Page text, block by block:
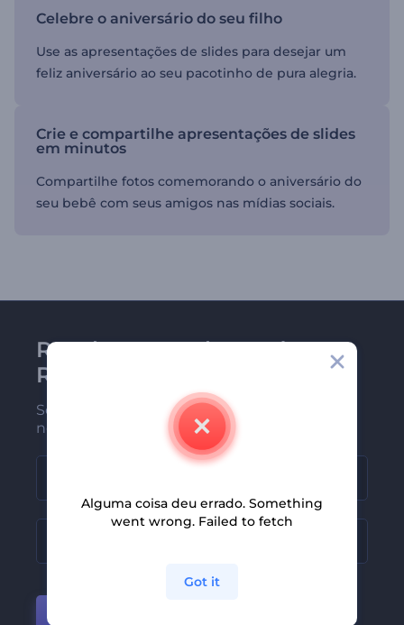
Celebre o aniversário do seu filho
Use as apresentações de slides para desejar um
feliz aniversário ao seu pacotinho de pura alegria.
Crie e compartilhe apresentações de slides
em minutos
Compartilhe fotos comemorando o aniversário do
seu bebê com seus amigos nas mídias sociais.
Receba a newsletter da
Renderforest
Seja um dos primeiros a receber
nossas últimas novidades e ofertas
Alguma coisa deu errado. Something
went wrong. Failed to fetch
Got it